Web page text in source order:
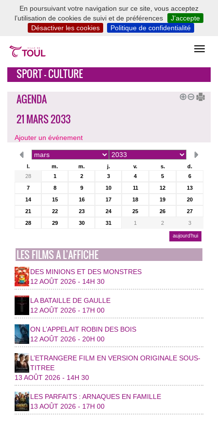
En poursuivant votre navigation sur ce site, vous acceptez
l’utilisation de cookies de suivi et de préférences
J’accepte
Désactiver les cookies
Politique de confidentialité
SPORT - CULTURE
AGENDA
21 MARS 2033
Ajouter un événement
l. m. m. j. v. s.
d.
28
1 2 3 4 5
6
7
8 9 10 11 12
13
14
15 16 17 18 19
20
21
22 23 24 25 26
27
28
29 30 31 1 2 3
aujourd’hui
LES FILMS A L’AFFICHE
DES MINIONS ET DES MONSTRES
12 AOÛT 2026 - 14H 30
LA BATAILLE DE GAULLE
12 AOÛT 2026 - 17H 00
ON L’APPELAIT ROBIN DES BOIS
12 AOÛT 2026 - 20H 00
L’ETRANGERE FILM EN VERSION ORIGINALE SOUS-
TITREE
13 AOÛT 2026 - 14H 30
LES PARFAITS : ARNAQUES EN FAMILLE
13 AOÛT 2026 - 17H 00